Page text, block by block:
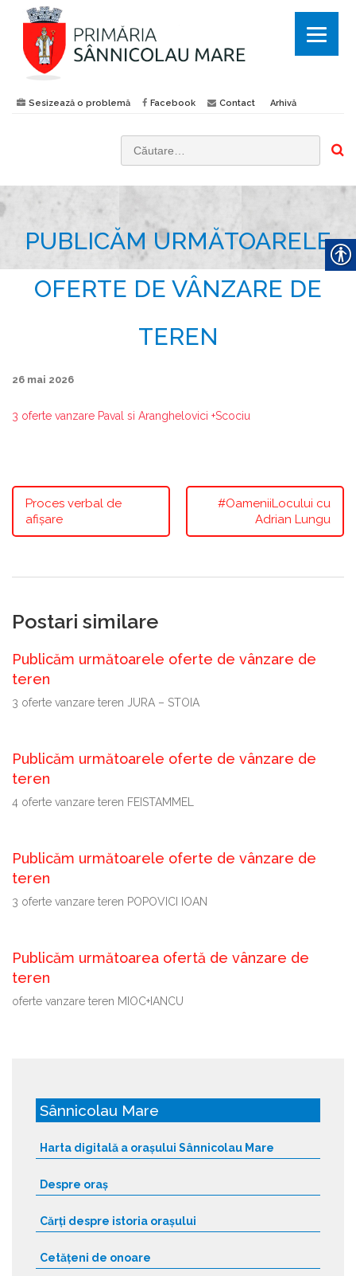
Sesizează o problemă Facebook Contact Arhivă
PUBLICĂM URMĂTOARELE
OFERTE DE VÂNZARE DE
TEREN
26 mai 2026
3 oferte vanzare Paval si Aranghelovici +Scociu
Proces verbal de
afișare
#OameniiLocului cu
Adrian Lungu
Postari similare
Publicăm următoarele oferte de vânzare de
teren
3 oferte vanzare teren JURA – STOIA
Publicăm următoarele oferte de vânzare de
teren
4 oferte vanzare teren FEISTAMMEL
Publicăm următoarele oferte de vânzare de
teren
3 oferte vanzare teren POPOVICI IOAN
Publicăm următoarea ofertă de vânzare de
teren
oferte vanzare teren MIOC+IANCU
Sânnicolau Mare
Harta digitală a orașului Sânnicolau Mare
Despre oraș
Cărți despre istoria orașului
Cetățeni de onoare